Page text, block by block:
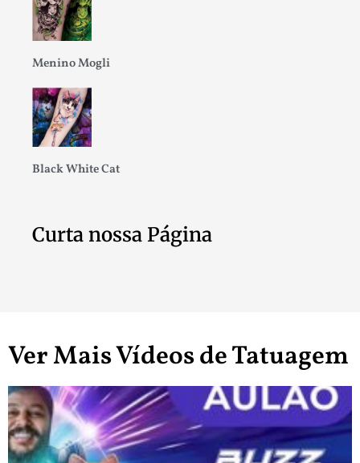
Menino Mogli
Black White Cat
Curta nossa Página
Ver Mais Vídeos de Tatuagem